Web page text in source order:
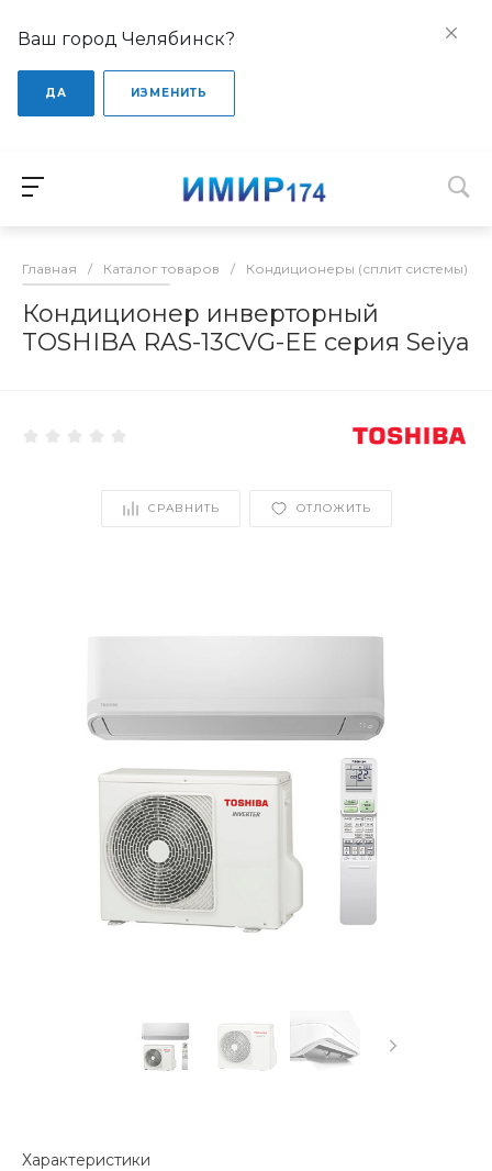
Ваш город Челябинск?
ДА ИЗМЕНИТЬ
Главная / Каталог товаров / Кондиционеры (сплит системы)
Кондиционер инверторный
TOSHIBA RAS-13CVG-EE серия Seiya
СРАВНИТЬ ОТЛОЖИТЬ
Характеристики